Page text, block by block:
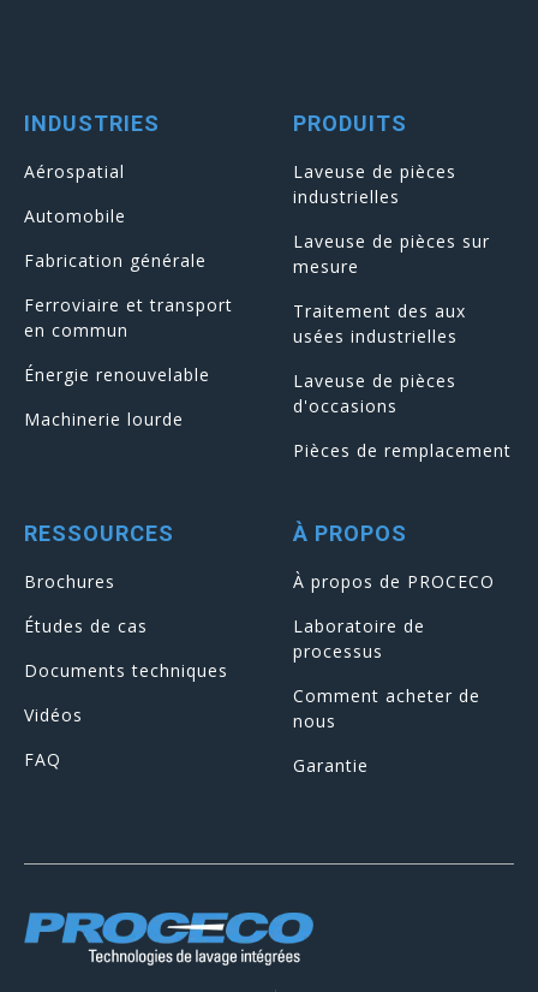
INDUSTRIES
Aérospatial
Automobile
Fabrication générale
Ferroviaire et transport
en commun
Énergie renouvelable
Machinerie lourde
PRODUITS
Laveuse de pièces
industrielles
Laveuse de pièces sur
mesure
Traitement des aux
usées industrielles
Laveuse de pièces
d'occasions
Pièces de remplacement
RESSOURCES
Brochures
Études de cas
Documents techniques
Vidéos
FAQ
À PROPOS
À propos de PROCECO
Laboratoire de
processus
Comment acheter de
nous
Garantie